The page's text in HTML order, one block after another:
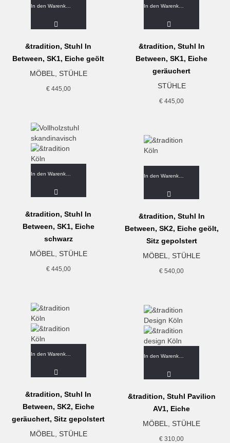
&tradition, Stuhl In
Between, SK1, Eiche geölt
MÖBEL
STÜHLE
€445,00
&tradition, Stuhl In
Between, SK1, Eiche
geräuchert
STÜHLE
€ 445,00
&tradition, Stuhl In
Between, SK1, Eiche
schwarz
MÖBEL
STÜHLE
€445,00
&tradition, Stuhl In
Between, SK2, Eiche geölt,
Sitz gepolstert
MÖBEL
STÜHLE
€ 540,00
&tradition, Stuhl In
Between, SK2, Eiche
geräuchert, Sitz gepolstert
MÖBEL
STÜHLE
&tradition, Stuhl Pavilion
AV1, Eiche
MÖBEL
STÜHLE
€ 310,00